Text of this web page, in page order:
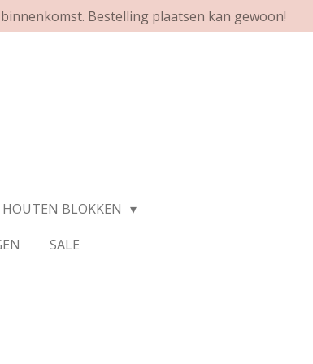
Bestelling plaatsen kan gewoon!
HOUTEN BLOKKEN
SALE